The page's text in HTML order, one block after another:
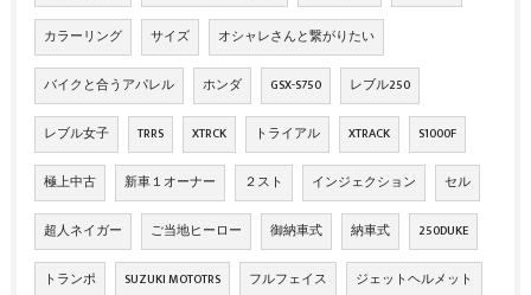
カラーリング サイズ オシャレさんと繋がりたい
バイクと合うアパレル ホンダ GSX-S750 レブル250
レブル女子 TRRS XTRCK トライアル XTRACK S1000F
極上中古 新車１オーナー ２スト インジェクション セル
超人ネイガー ご当地ヒーロー 御納車式 納車式 250DUKE
トランポ SUZUKI MOTOTRS フルフェイス ジェットヘルメット